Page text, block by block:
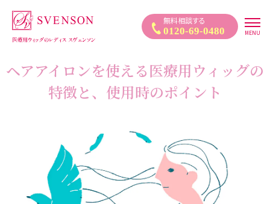
医療用ウィッグ｜自然なウィッグ・かつらのレディススヴェンソン
無料相談する
0120-69-0480 MENU
ヘアアイロンを使える医療用ウィッグの
特徴と、使用時のポイント